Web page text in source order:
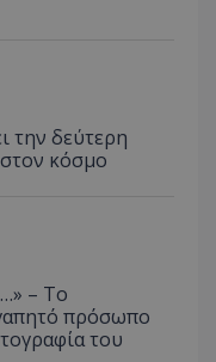
την δεύτερη
κόσμο
– Το
πρόσωπο
του